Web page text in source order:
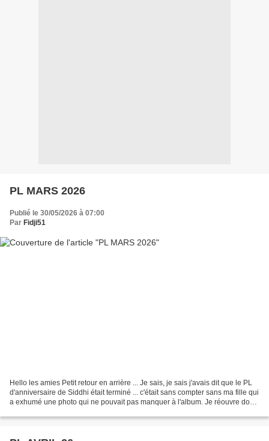
PL MARS 2026
Publié le 30/05/2026 à 07:00
Par Fidji51
Hello les amies Petit retour en arrière ... Je sais, je sais j'avais dit que le PL
d'anniversaire de Siddhi était terminé ... c'était sans compter sans ma fille qui
a exhumé une photo qui ne pouvait pas manquer à l'album. Je réouvre donc